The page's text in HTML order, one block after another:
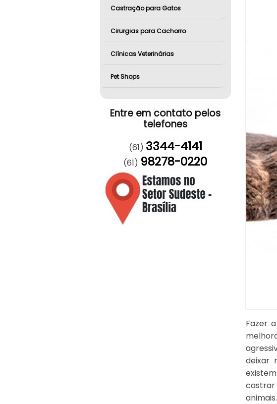
Castração para Gatos
Cirurgias para Cachorro
Clínicas Veterinárias
Pet Shops
Entre em contato pelos
telefones
(61) 3344-4141
(61) 98278-0220
Fazer
deixar
animais.